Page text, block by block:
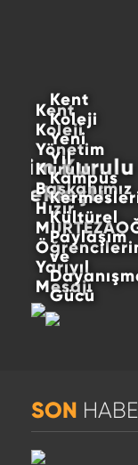
Bursluluk
Kent
Koleji
Yönetim
Kurulu
Başkanımız
Hızır
Yarıyıl
Mesajı
Kent
Koleji
Yeni
Yıl
Kampüs
Kültürel
Paylaşım
ve
Gücü
SON